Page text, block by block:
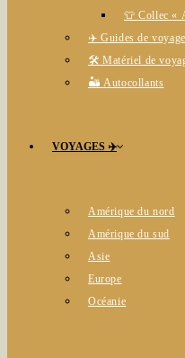
👕 Collec «
✈️ Guides de voyage
🛠️ Matériel de
🏜️ Autocollants
VOYAGES ✈️
Amérique du nord
Amérique du sud
Asie
Europe
Océanie